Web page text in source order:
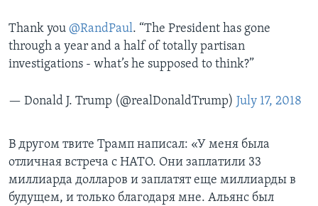
Thank you @RandPaul. “The President has gone
through a year and a half of totally partisan
investigations - what’s he supposed to think?”
— Donald J. Trump (@realDonaldTrump) July 17, 2018
В другом твите Трамп написал: «У меня была
отличная встреча с НАТО. Они заплатили 33
миллиарда долларов и заплатят еще миллиарды в
будущем, и только благодаря мне. Альянс был